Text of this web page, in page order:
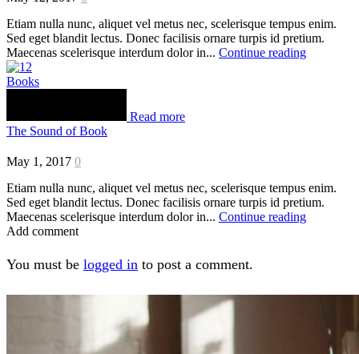
Etiam nulla nunc, aliquet vel metus nec, scelerisque tempus enim.
Sed eget blandit lectus. Donec facilisis ornare turpis id pretium.
Maecenas scelerisque interdum dolor in... Continue reading
Books
Read more
The Sound of Book
May 1, 2017 0
Etiam nulla nunc, aliquet vel metus nec, scelerisque tempus enim.
Sed eget blandit lectus. Donec facilisis ornare turpis id pretium.
Maecenas scelerisque interdum dolor in... Continue reading
Add comment
You must be logged in to post a comment.